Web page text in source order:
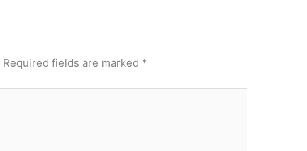
Required fields are marked *